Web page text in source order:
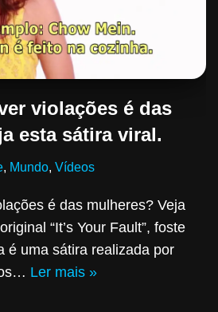
violações é das
esta sátira viral.
, Mundo, Vídeos
é das mulheres? Veja
“It’s Your Fault”, foste
é uma sátira realizada por
Ler mais »